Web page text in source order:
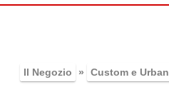
Il Negozio » Custom e Urban